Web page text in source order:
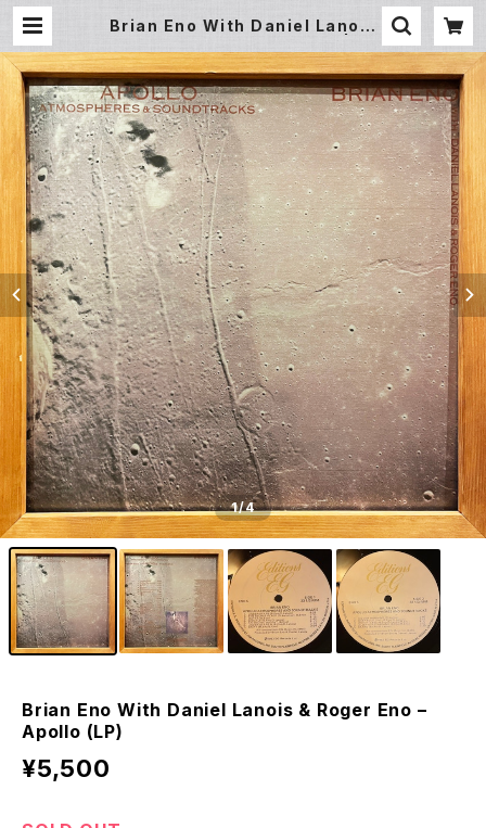
Brian Eno With Daniel Lanois
derground Gallery Record Sto
re
1/4
Brian Eno With Daniel Lanois & Roger Eno ‎–
Apollo (LP)
¥5,500